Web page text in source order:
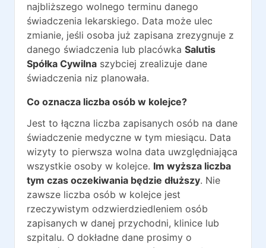
najbliższego wolnego terminu danego
świadczenia lekarskiego. Data może ulec
zmianie, jeśli osoba już zapisana zrezygnuje z
danego świadczenia lub placówka Salutis
Spółka Cywilna szybciej zrealizuje dane
świadczenia niz planowała.
Co oznacza liczba osób w kolejce?
Jest to łączna liczba zapisanych osób na dane
świadczenie medyczne w tym miesiącu. Data
wizyty to pierwsza wolna data uwzględniająca
wszystkie osoby w kolejce. Im wyższa liczba
tym czas oczekiwania będzie dłuższy. Nie
zawsze liczba osób w kolejce jest
rzeczywistym odzwierdziedleniem osób
zapisanych w danej przychodni, klinice lub
szpitalu. O dokładne dane prosimy o